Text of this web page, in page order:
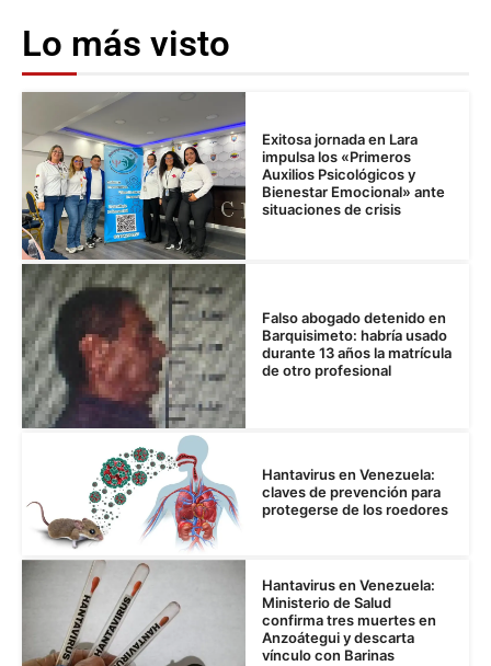
Lo más visto
Exitosa jornada en Lara
impulsa los «Primeros
Auxilios Psicológicos y
Bienestar Emocional» ante
situaciones de crisis
Falso abogado detenido en
Barquisimeto: habría usado
durante 13 años la matrícula
de otro profesional
Hantavirus en Venezuela:
claves de prevención para
protegerse de los roedores
Hantavirus en Venezuela:
Ministerio de Salud
confirma tres muertes en
Anzoátegui y descarta
vínculo con Barinas